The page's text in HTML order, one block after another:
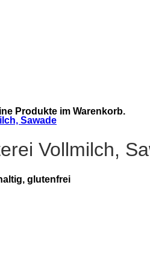
Produkte im Warenkorb.
Vollmilch,
glutenfrei